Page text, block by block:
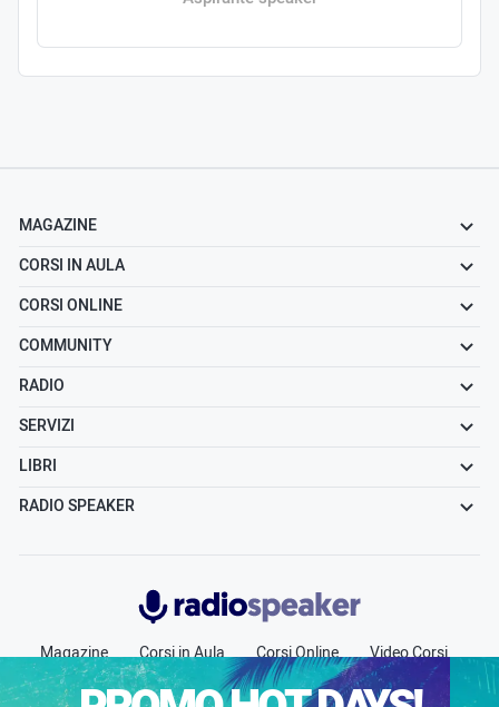
MAGAZINE
CORSI IN AULA
CORSI ONLINE
COMMUNITY
RADIO
SERVIZI
LIBRI
RADIO SPEAKER
Radiospeaker.it
Magazine Corsi in Aula Corsi Online
Video Corsi
Community
Radio Jobs Chi siamo
Contatti